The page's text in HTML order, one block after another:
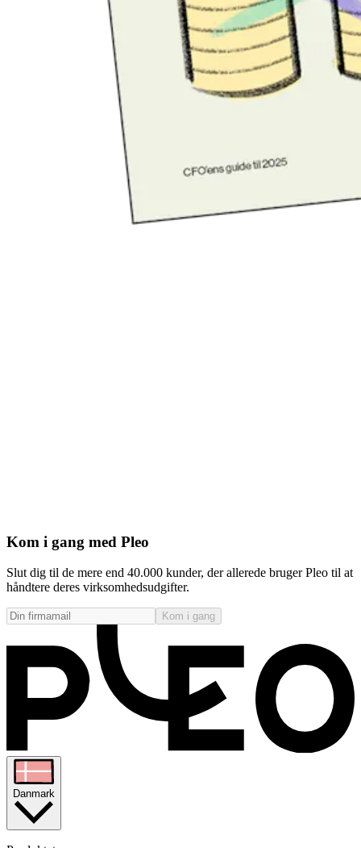
Kom i gang med Pleo
Slut dig til de mere end 40.000 kunder, der allerede bruger Pleo til at
håndtere deres virksomhedsudgifter.
Kom i gang
Danmark